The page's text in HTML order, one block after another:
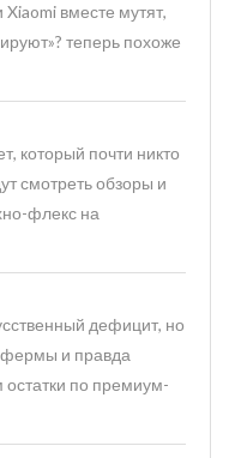
вместе мутят,
теперь похоже
который почти никто
смотреть обзоры и
флекс на
дефицит, но
и правда
остатки по премиум-